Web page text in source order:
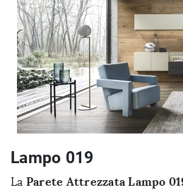
Lampo 019
La Parete Attrezzata Lampo